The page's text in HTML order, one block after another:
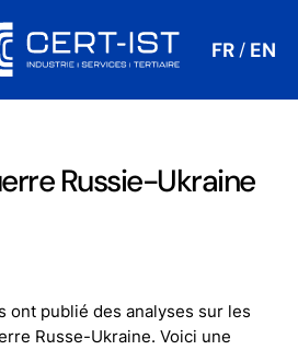
FR / EN
Russie-Ukraine
ont publié des analyses sur les
Russe-Ukraine. Voici une